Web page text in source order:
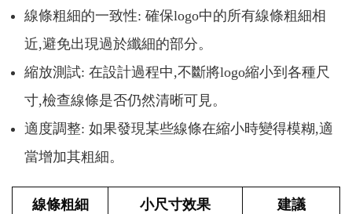
線條粗細的一致性: 確保logo中的所有線條粗細相
近,避免出現過於纖細的部分。
縮放測試: 在設計過程中,不斷將logo縮小到各種尺
寸,檢查線條是否仍然清晰可見。
適度調整: 如果發現某些線條在縮小時變得模糊,適
當增加其粗細。
線條粗細 小尺寸效果 建議